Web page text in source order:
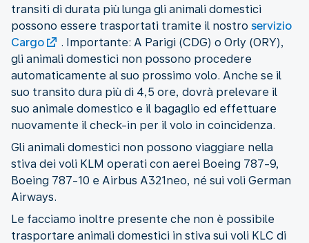
transiti di durata più lunga gli animali domestici
possono essere trasportati tramite il nostro servizio
Cargo
. Importante: A Parigi (CDG) o Orly (ORY),
gli animali domestici non possono procedere
automaticamente al suo prossimo volo. Anche se il
suo transito dura più di 4,5 ore, dovrà prelevare il
suo animale domestico e il bagaglio ed effettuare
nuovamente il check-in per il volo in coincidenza.
Gli animali domestici non possono viaggiare nella
stiva dei voli KLM operati con aerei Boeing 787-9,
Boeing 787-10 e Airbus A321neo, né sui voli German
Airways.
Le facciamo inoltre presente che non è possibile
trasportare animali domestici in stiva sui voli KLC di